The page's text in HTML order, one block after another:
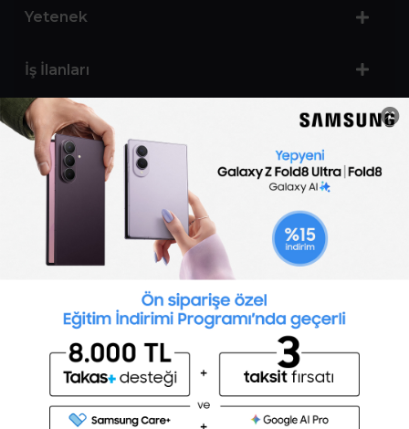
Yetenek
İş İlanları
Sertifika Programları
Yetenek Testleri
Toptalent Marka ve İnsan Kaynakları Danışmanlığı Limited Şirketi Özel İstihdam Bürosu
Olarak 11 / 11 / 2024 - 10 / 11 / 2027 tarihleri arasında faaliyette bulunmak üzere, Türkiye İş
Kurumu tarafından 05.11.2024 tarih ve 16998526 sayılı karar uyarınca 1251 nolu belge ile faaliyet
göstermektedir.Toptalent İş İlanları için tıklayın. 4904 sayılı kanun uyarınca iş arayanlardan
ücret alınmayacak ve menfaat temin edilmeyecektir.